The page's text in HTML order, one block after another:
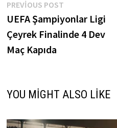
Yazı
gezinmesi
PREVIOUS POSTPrevious
post:
UEFA Şampiyonlar Ligi
Çeyrek Finalinde 4 Dev
Maç Kapıda
YOU MIGHT ALSO LIKE